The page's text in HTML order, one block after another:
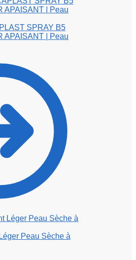
SPRAY B5
APAISANT | Peau
Peau Sèche à